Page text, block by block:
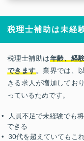
税理士補助は未経
税理士補助は年齢、経
できます。業界では、
きる求人が増加してお
っているためです。
人員不足で未経験でも
できる
30代を超えていてもこ